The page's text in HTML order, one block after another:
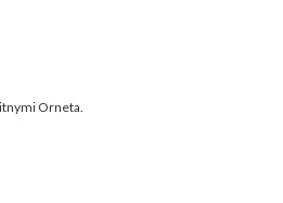
Orneta.